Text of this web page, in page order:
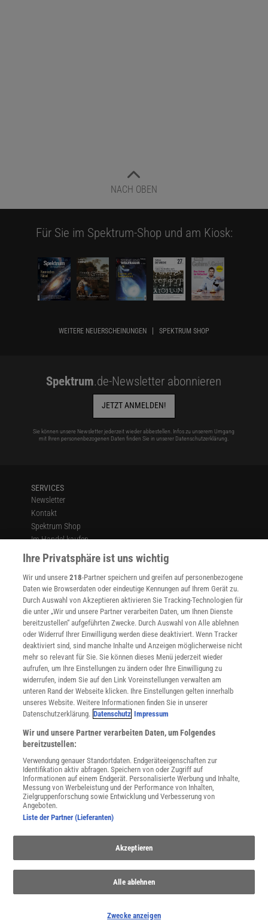
NACH OBEN
Für Sie im Spektrum-Shop und am Kiosk:
WEITERE NEUERSCHEINUNGEN SPEKTRUM SHOP
Spektrum.de-Newsletter abonnieren
JETZT ANMELDEN!
Sie können unsere Newsletter jederzeit wieder abbestellen. Infos zu unserem Umgang
mit Ihren personenbezogenen Daten finden Sie in unserer Datenschutzerklärung
SERVICES
Newsletter
Kontakt
Spektrum Shop
Im Handel kaufen
Presse
Verträge kündigen
Widerruf
INFO
Mediadaten
Datenschutz
Nutzungsbedingungen
Cookie-Einstellungen
Utiq verwalten
Nutzungsbasierte Onlinewerbung
Alle Artikel
Impressum
Angebote für Schulen
Angebote für Institutionen
Sprachen lernen mit Gymglish
Lexika
Für Spektrum schreiben
Zugänglichkeitserklärung
KielSCN
Wissenschaft in die Schulen
SciLogs
Ihre Privatsphäre ist uns wichtig
Wir und unsere218-Partner speichern und greifen auf personenbezogene
Daten wie Browserdaten oder eindeutige Kennungen auf Ihrem Gerät zu.
Durch Auswahl von Akzeptieren aktivieren Sie Tracking-Technologien für
die unter „Wir und unsere Partner verarbeiten Daten, um Ihnen Dienste
bereitzustellen“ aufgeführten Zwecke. Durch Auswahl von Alle ablehnen
oder Widerruf Ihrer Einwilligung werden diese deaktiviert. Wenn Tracker
deaktiviert sind, sind manche Inhalte und Anzeigen möglicherweise nicht
mehr so relevant für Sie. Sie können dieses Menü jederzeit wieder
aufrufen, um Ihre Einstellungen zu ändern oder Ihre Einwilligung zu
widerrufen, indem Sie auf den Link Voreinstellungen verwalten am
unteren Rand der Webseite klicken. Ihre Einstellungen gelten innerhalb
unseres Website. Weitere Informationen finden Sie in unserer
Datenschutzerklärung. Datenschutz Impressum
Wir und unsere Partner verarbeiten Daten, um Folgendes
bereitzustellen:
Verwendung genauer Standortdaten. Endgeräteeigenschaften zur
Identifikation aktiv abfragen. Speichern von oder Zugriff auf
Informationen auf einem Endgerät. Personalisierte Werbung und Inhalte,
Messung von Werbeleistung und der Performance von Inhalten,
Zielgruppenforschung sowie Entwicklung und Verbesserung von
Angeboten.
Liste der Partner (Lieferanten)
Akzeptieren
Alle ablehnen
Zwecke anzeigen